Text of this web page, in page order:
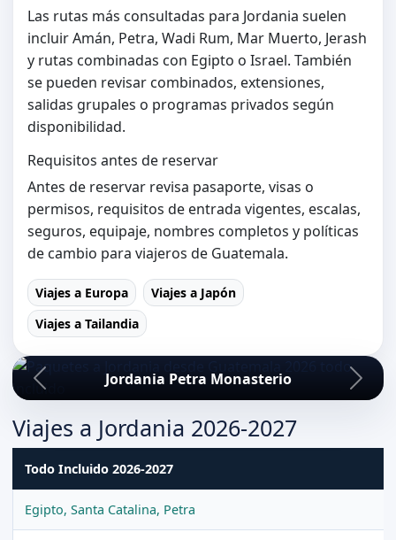
Las rutas más consultadas para Jordania suelen
incluir Amán, Petra, Wadi Rum, Mar Muerto, Jerash
y rutas combinadas con Egipto o Israel. También
se pueden revisar combinados, extensiones,
salidas grupales o programas privados según
disponibilidad.
Requisitos antes de reservar
Antes de reservar revisa pasaporte, visas o
permisos, requisitos de entrada vigentes, escalas,
seguros, equipaje, nombres completos y políticas
de cambio para viajeros de Guatemala.
Viajes a Europa
Viajes a Japón
Viajes a Tailandia
Jordania Petra Monasterio
Viajes a Jordania 2026-2027
Todo Incluido 2026-2027
Egipto, Santa Catalina, Petra